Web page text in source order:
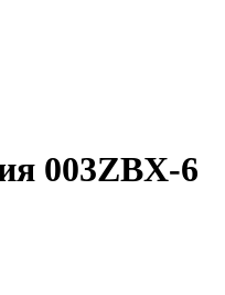
003ZBX-6